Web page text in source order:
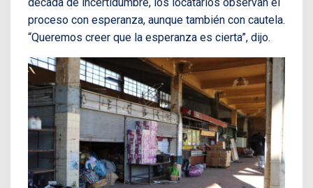
proceso con esperanza, aunque también con cautela.
“Queremos creer que la esperanza es cierta”, dijo.